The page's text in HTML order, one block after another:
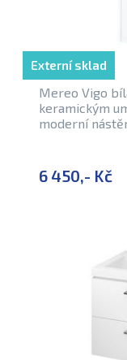
Mereo Vigo
keramickým
moderní
6 450,- Kč
Externí sklad